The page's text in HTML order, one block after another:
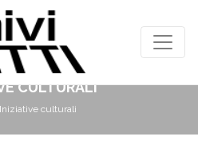
CULTURALI
culturali